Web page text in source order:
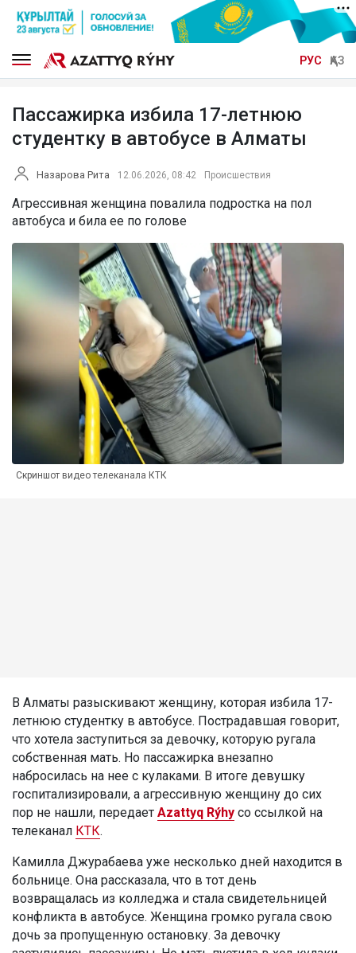
РУС ҚАЗ
Пассажирка избила 17-летнюю
студентку в автобусе в Алматы
Назарова Рита 12.06.2026, 08:42 Происшествия
Агрессивная женщина повалила подростка на пол
автобуса и била ее по голове
Скриншот видео телеканала КТК
В Алматы разыскивают женщину, которая избила 17-
летнюю студентку в автобусе. Пострадавшая говорит,
что хотела заступиться за девочку, которую ругала
собственная мать. Но пассажирка внезапно
набросилась на нее с кулаками. В итоге девушку
госпитализировали, а агрессивную женщину до сих
пор не нашли, передает Azattyq Rýhy со ссылкой на
телеканал КТК.
Камилла Джурабаева уже несколько дней находится в
больнице. Она рассказала, что в тот день
возвращалась из колледжа и стала свидетельницей
конфликта в автобусе. Женщина громко ругала свою
дочь за пропущенную остановку. За девочку